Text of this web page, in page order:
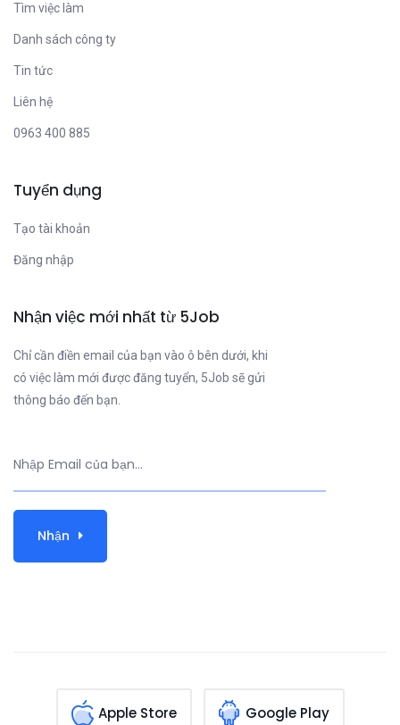
Tìm việc làm
Danh sách công ty
Tin tức
Liên hệ
0963 400 885
Tuyển dụng
Tạo tài khoản
Đăng nhập
Nhận việc mới nhất từ 5Job
Chỉ cần điền email của bạn vào ô bên dưới, khi
có việc làm mới được đăng tuyển, 5Job sẽ gửi
thông báo đến bạn.
Nhận
Apple Store Google Play